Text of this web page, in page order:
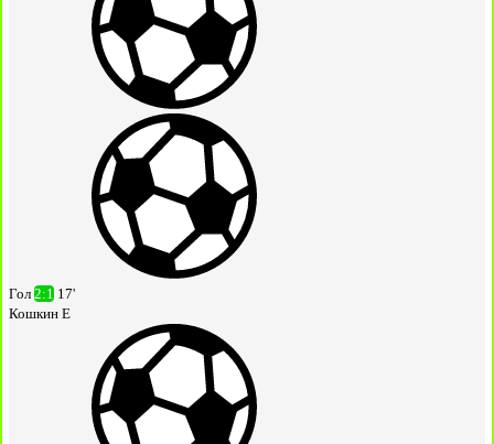
Гол 2:1 17'
Кошкин Е